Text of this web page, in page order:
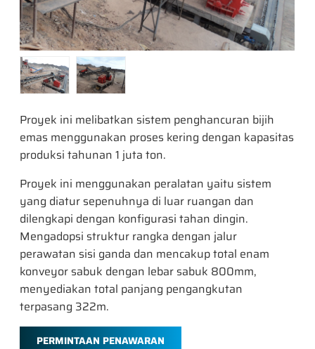
Proyek ini melibatkan sistem penghancuran bijih
emas menggunakan proses kering dengan kapasitas
produksi tahunan 1 juta ton.
Proyek ini menggunakan peralatan yaitu sistem
yang diatur sepenuhnya di luar ruangan dan
dilengkapi dengan konfigurasi tahan dingin.
Mengadopsi struktur rangka dengan jalur
perawatan sisi ganda dan mencakup total enam
konveyor sabuk dengan lebar sabuk 800mm,
menyediakan total panjang pengangkutan
terpasang 322m.
PERMINTAAN PENAWARAN